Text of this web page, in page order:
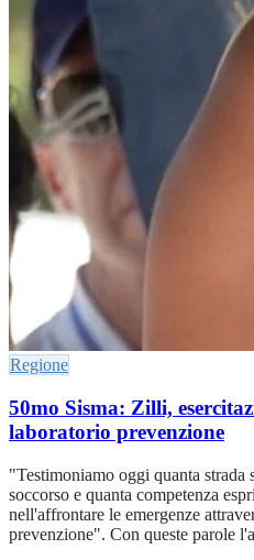
Regione
50mo Sisma: Zilli,
laboratorio prevenzione
"Testimoniamo oggi quanta strada
soccorso e quanta competenza
nell'affrontare le emergenze
prevenzione". Con queste parole